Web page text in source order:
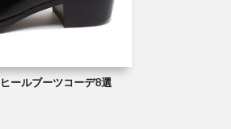
ールブーツコーデ8選